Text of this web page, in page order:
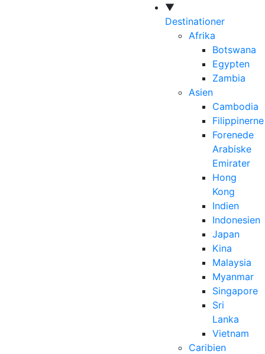
▼
Destinationer
Afrika
Botswana
Egypten
Zambia
Asien
Cambodia
Filippinerne
Forenede
Arabiske
Emirater
Hong
Kong
Indien
Indonesien
Japan
Kina
Malaysia
Myanmar
Singapore
Sri
Lanka
Vietnam
Caribien